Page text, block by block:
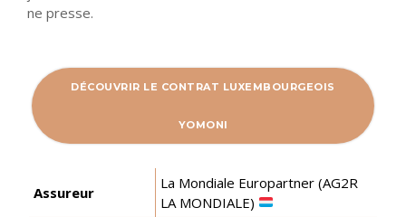
ne presse.
DÉCOUVRIR LE CONTRAT LUXEMBOURGEOIS
YOMONI
Assureur
La Mondiale Europartner (AG2R
LA MONDIALE)